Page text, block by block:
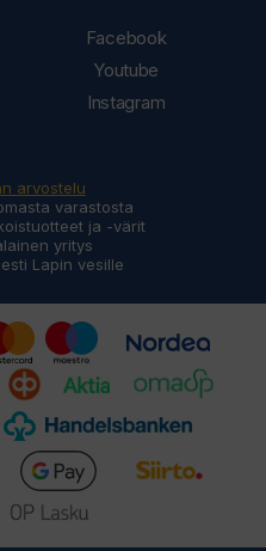
Facebook
Youtube
Instagram
arvostelu
varastosta
ja -värit
yritys
Lapin vesille